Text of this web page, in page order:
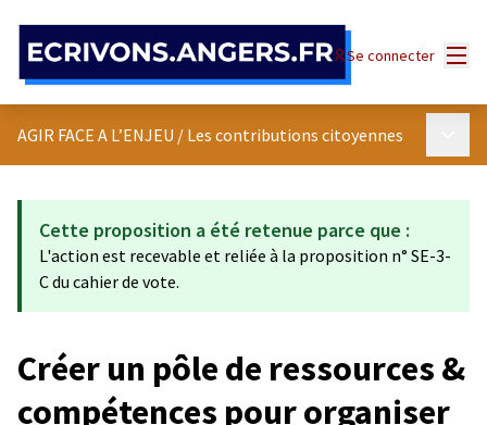
Se connecter
AGIR FACE A L’ENJEU / Les contributions citoyennes
Cette proposition a été retenue parce que :
L'action est recevable et reliée à la proposition n° SE-3-
C du cahier de vote.
Créer un pôle de ressources &
compétences pour organiser